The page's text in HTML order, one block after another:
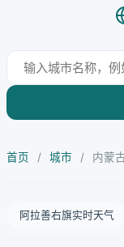
首页 / 城市 / 内蒙
阿拉善右旗实时天气